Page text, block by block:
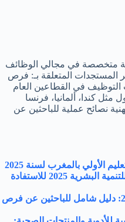
متخصصة في مجالي الوظائف
المتعلقة بـ: فرص
التوظيف في القطاعين العام
مثل كندا، ألمانيا، فرنسا
نصائح عملية للباحثين عن
الأولي بالمغرب لسنة 2025
التسجيل في المبادرة الوطنية للتنمية البشرية 2025 للاستفادة
طريقة التسجيل في أنابيك 2025: دليل شامل للباحثين عن فرص